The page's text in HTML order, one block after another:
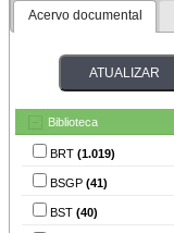
Acervo documental
Biblioteca
BRT (1.019)
BSGP (41)
BST (40)